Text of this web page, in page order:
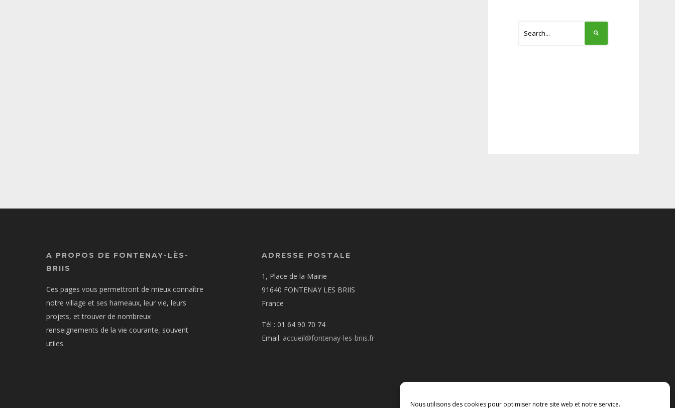
Nous utilisons des cookies pour optimiser notre site web et notre service.
A PROPOS DE FONTENAY-LÈS-
BRIIS
Ces pages vous permettront de mieux connaître
notre village et ses hameaux, leur vie, leurs
projets, et trouver de nombreux
renseignements de la vie courante, souvent
utiles.
ADRESSE POSTALE
1, Place de la Mairie
91640 FONTENAY LES BRIIS
France
Tél : 01 64 90 70 74
Email: accueil@fontenay-les-briis.fr